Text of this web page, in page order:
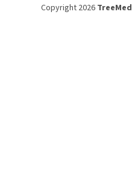
Copyright 2026 TreeMed